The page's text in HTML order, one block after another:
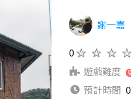
謝一嘉
0
遊戲難度
預計時間